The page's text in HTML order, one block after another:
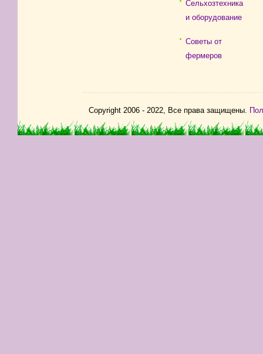
Сельхозтехника
и оборудование
Советы от
фермеров
Copyright 2006 - 2022, Все права защищены.